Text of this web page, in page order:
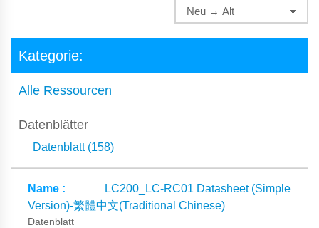
Kategorie:
Alle Ressourcen
Datenblätter
Datenblatt (158)
LC200_LC-RC01 Datasheet (Simple
Version)-繁體中文(Traditional Chinese)
Datenblatt